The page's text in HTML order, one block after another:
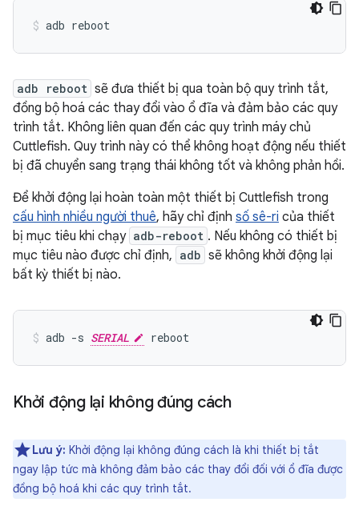
adb reboot
adb reboot sẽ đưa thiết bị qua toàn bộ quy trình tắt,
đồng bộ hoá các thay đổi vào ổ đĩa và đảm bảo các quy
trình tắt. Không liên quan đến các quy trình máy chủ
Cuttlefish. Quy trình này có thể không hoạt động nếu thiết
bị đã chuyển sang trạng thái không tốt và không phản hồi.
Để khởi động lại hoàn toàn một thiết bị Cuttlefish trong
cấu hình nhiều người thuê, hãy chỉ định số sê-ri của thiết
bị mục tiêu khi chạy adb-reboot . Nếu không có thiết bị
mục tiêu nào được chỉ định, adb sẽ không khởi động lại
bất kỳ thiết bị nào.
adb -s SERIAL reboot
Khởi động lại không đúng cách
Lưu ý: Khởi động lại không đúng cách là khi thiết bị tắt
ngay lập tức mà không đảm bảo các thay đổi đối với ổ đĩa được
đồng bộ hoá khi các quy trình tắt.